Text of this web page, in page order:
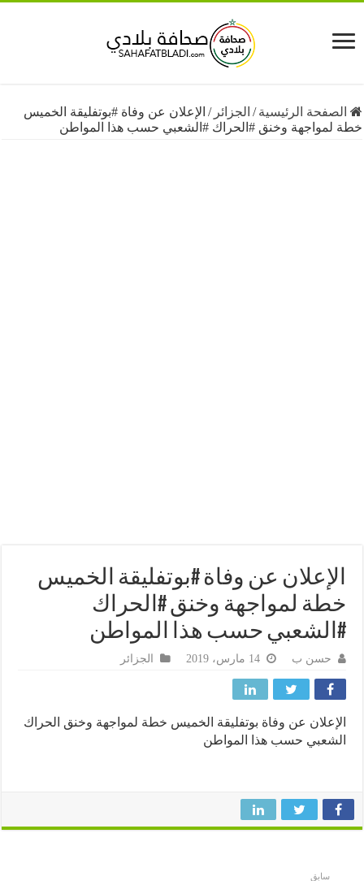
الرئيسية /الجزائر/الإعلان عن وفاة #بوتفليقة الخميس
وخنق #الحراك #الشعبي حسب هذا المواطن
عن وفاة #بوتفليقة الخميس
لمواجهة وخنق #الحراك
حسب هذا المواطن
حسن ب الجزائر
عن وفاة بوتفليقة الخميس خطة لمواجهة وخنق الحراك
حسب هذا المواطن